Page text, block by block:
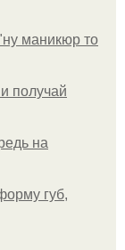
маникюр то
получай
на
губ,